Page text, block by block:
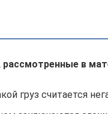
в
груз считается